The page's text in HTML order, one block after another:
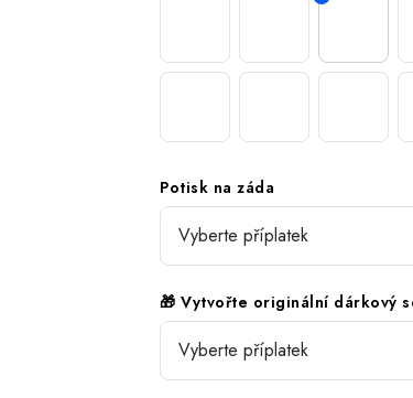
Potisk na záda
🎁 Vytvořte originální dárkový